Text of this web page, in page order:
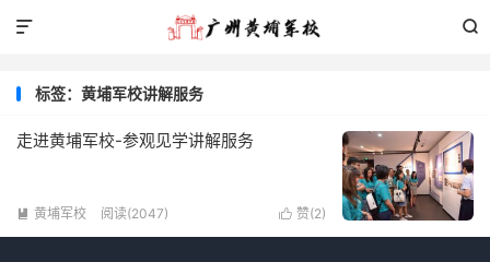


标签：黄埔军校讲解服务
走进黄埔军校-参观见学讲解服务
 赞(2)
 黄埔军校 阅读(2047)